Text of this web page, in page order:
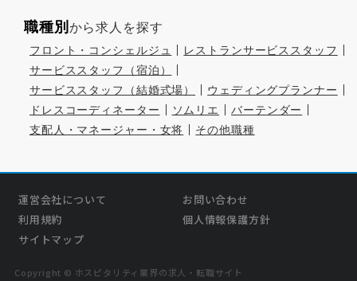
職種別 から求人を探す
フロント・コンシェルジュ
レストランサービススタッフ
サービススタッフ（宿泊）
サービススタッフ（結婚式場）
ウェディングプランナー
ドレスコーディネーター
ソムリエ
バーテンダー
支配人・マネージャー・女将
その他職種
運営会社について
お問い合わせ
利用規約
個人情報保護方針
サイトマップ
Copyright © ホスピタリティ業界の求人・転職サイト